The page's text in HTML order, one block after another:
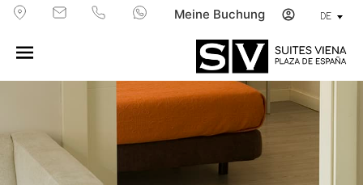
Meine Buchung DE